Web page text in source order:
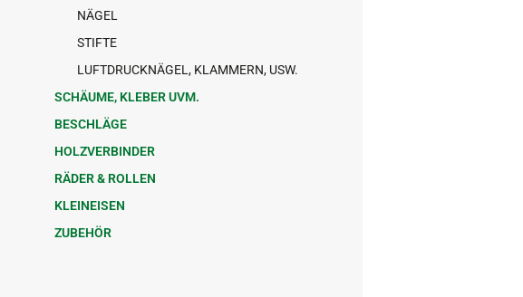
NÄGEL
STIFTE
LUFTDRUCKNÄGEL, KLAMMERN, USW.
SCHÄUME, KLEBER UVM.
BESCHLÄGE
HOLZVERBINDER
RÄDER & ROLLEN
KLEINEISEN
ZUBEHÖR